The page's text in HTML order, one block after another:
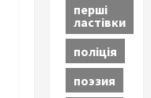
перші
ластівки
поліція
поэзия